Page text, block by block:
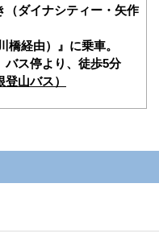
ダイナシティー・矢作
橋経由）』に乗車。
ス停より、徒歩5分
山バス）